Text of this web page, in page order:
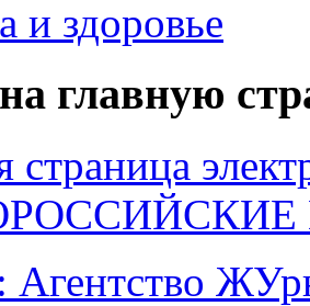
и здоровье
главную
страница